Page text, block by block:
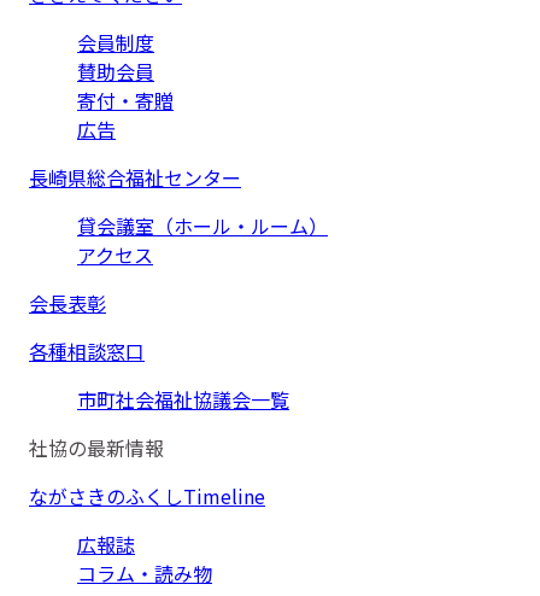
会員制度
賛助会員
寄付・寄贈
広告
長崎県総合福祉センター
貸会議室（ホール・ルーム）
アクセス
会長表彰
各種相談窓口
市町社会福祉協議会一覧
社協の最新情報
ながさきのふくしTimeline
広報誌
コラム・読み物